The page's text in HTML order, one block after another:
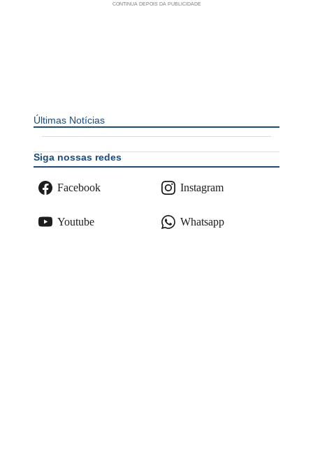
Últimas Notícias
Siga nossas redes
Facebook Instagram
Youtube Whatsapp